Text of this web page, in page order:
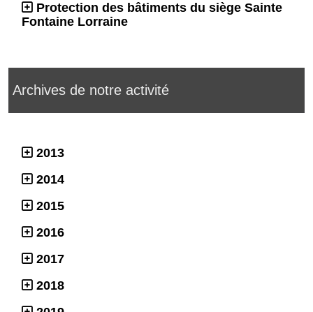
Protection des bâtiments du siège Sainte
Fontaine Lorraine
Archives de notre activité
2013
2014
2015
2016
2017
2018